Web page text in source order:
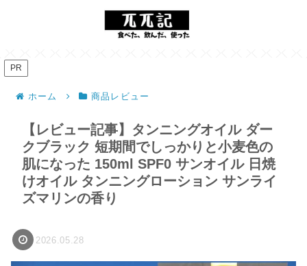
PR
ホーム 商品レビュー
【レビュー記事】タンニングオイル ダー
クブラック 短期間でしっかりと小麦色の
肌になった 150ml SPF0 サンオイル 日焼
けオイル タンニングローション サンライ
ズマリンの香り
2026.05.28